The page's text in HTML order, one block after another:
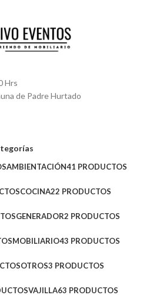
Hrs
de Padre Hurtado
AMBIENTACIÓN41 PRODUCTOS
COCINA22 PRODUCTOS
GENERADOR2 PRODUCTOS
MOBILIARIO43 PRODUCTOS
OTROS3 PRODUCTOS
VAJILLA63 PRODUCTOS